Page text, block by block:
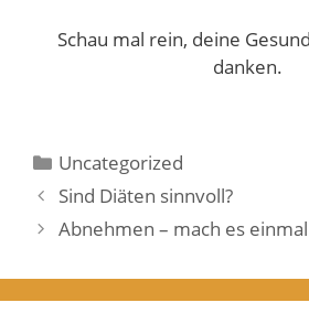
Schau mal rein, deine
danken.
Kategorien
Uncategorized
Sind Diäten sinnvoll?
Abnehmen – mach es